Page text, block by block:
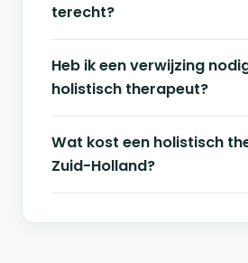
terecht?
Heb ik een verwijzing
holistisch therapeut?
Wat kost een holistisch
Zuid-Holland?